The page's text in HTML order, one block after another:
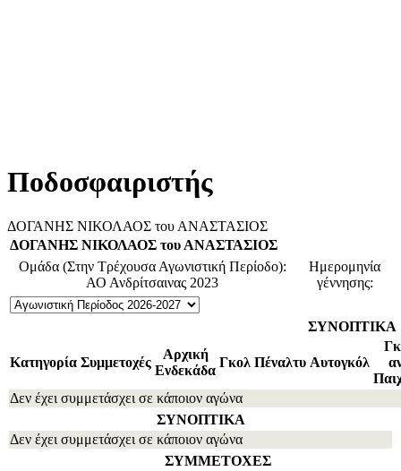
Ποδοσφαιριστής
ΔΟΓΑΝΗΣ ΝΙΚΟΛΑΟΣ του ΑΝΑΣΤΑΣΙΟΣ
ΔΟΓΑΝΗΣ ΝΙΚΟΛΑΟΣ του ΑΝΑΣΤΑΣΙΟΣ
Ομάδα (Στην Τρέχουσα Αγωνιστική Περίοδο):
ΑΟ Ανδρίτσαινας 2023
Ημερομηνία
γέννησης:
ΣΥΝΟΠΤΙΚΑ
Κατηγορία Συμμετοχές
Αρχική
Ενδεκάδα
Γκολ Πέναλτυ Αυτογκόλ
Δεν έχει συμμετάσχει σε κάποιον αγώνα
ΣΥΝΟΠΤΙΚΑ
Δεν έχει συμμετάσχει σε κάποιον αγώνα
ΣΥΜΜΕΤΟΧΕΣ